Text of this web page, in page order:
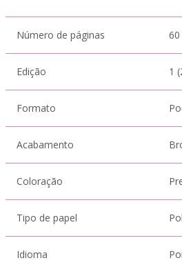
Número de páginas 60
Edição 1
Formato
Acabamento
Coloração
Tipo de papel
Idioma